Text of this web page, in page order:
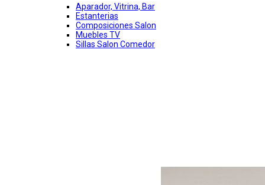
Aparador, Vitrina, Bar
Estanterias
Composiciones Salon
Muebles TV
Sillas Salon Comedor